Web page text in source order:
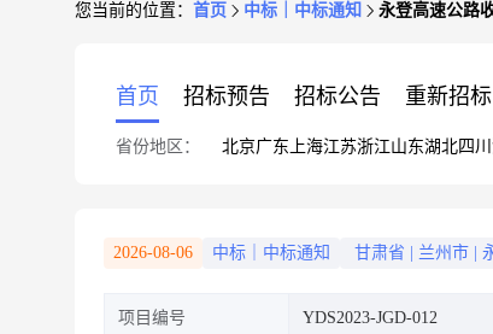
您当前的位置： 首页 中标｜中标通知 永登高速公路
首页 招标预告 招标公告 重新招标
省份地区： 北京广东 上海江苏浙江山东湖北四川
2026-08-06 中标｜中标通知 甘肃省 兰州市
项目编号 YDS2023-JGD-012